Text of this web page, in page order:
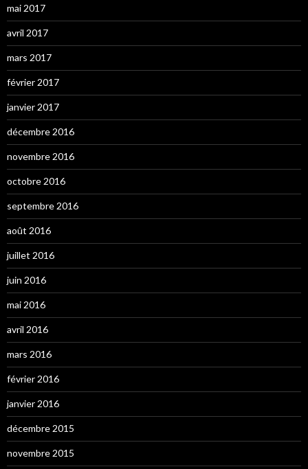
mai 2017
avril 2017
mars 2017
février 2017
janvier 2017
décembre 2016
novembre 2016
octobre 2016
septembre 2016
août 2016
juillet 2016
juin 2016
mai 2016
avril 2016
mars 2016
février 2016
janvier 2016
décembre 2015
novembre 2015